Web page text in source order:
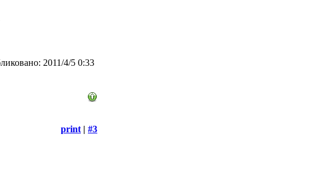
2011/4/5 0:33
print | #3